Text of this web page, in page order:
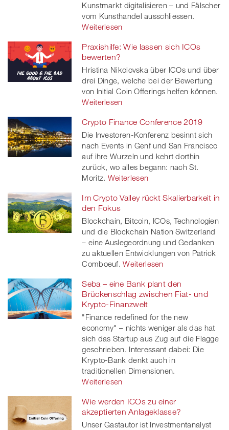
Kunstmarkt digitalisieren – und Fälscher
vom Kunsthandel ausschliessen.
Weiterlesen
Praxishilfe: Wie lassen sich ICOs
bewerten?
Hristina Nikolovska über ICOs und über
drei Dinge, welche bei der Bewertung
von Initial Coin Offerings helfen können.
Weiterlesen
Crypto Finance Conference 2019
Die Investoren-Konferenz besinnt sich
nach Events in Genf und San Francisco
auf ihre Wurzeln und kehrt dorthin
zurück, wo alles begann: nach St.
Moritz. Weiterlesen
Im Crypto Valley rückt Skalierbarkeit in
den Fokus
Blockchain, Bitcoin, ICOs, Technologien
und die Blockchain Nation Switzerland
– eine Auslegeordnung und Gedanken
zu aktuellen Entwicklungen von Patrick
Comboeuf. Weiterlesen
Seba – eine Bank plant den
Brückenschlag zwischen Fiat- und
Krypto-Finanzwelt
"Finance redefined for the new
economy" – nichts weniger als das hat
sich das Startup aus Zug auf die Flagge
geschrieben. Interessant dabei: Die
Krypto-Bank denkt auch in
traditionellen Dimensionen.
Weiterlesen
Wie werden ICOs zu einer
akzeptierten Anlageklasse?
Unser Gastautor ist Investmentanalyst